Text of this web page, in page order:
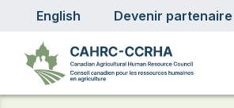
Aller au contenu principal
English User account menu
Devenir partenaire